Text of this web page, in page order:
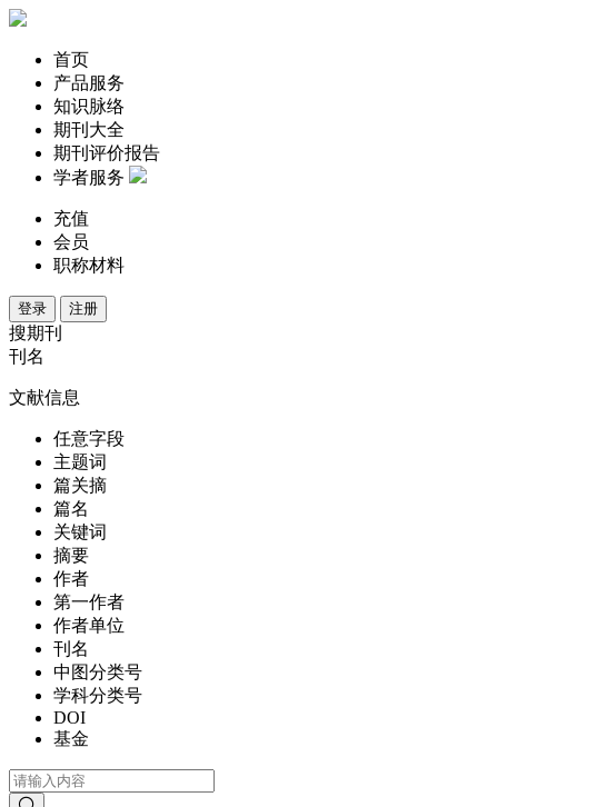
首页
产品服务
知识脉络
期刊大全
期刊评价报告
学者服务
充值
会员
职称材料
登录 注册
搜期刊
刊名
文献信息
任意字段
主题词
篇关摘
篇名
关键词
摘要
作者
第一作者
作者单位
刊名
中图分类号
学科分类号
DOI
基金